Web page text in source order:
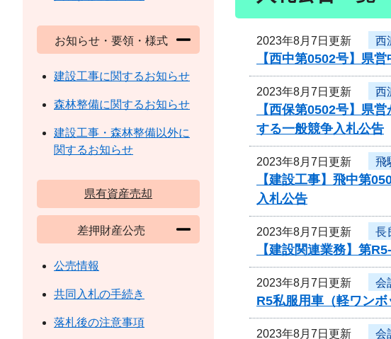
2023年8月7日更新 西
【西中第0502号】県
2023年8月7日更新 西
【西保第0502号】県
する一般競争入札公告
2023年8月7日更新 飛
【建設工事】飛中第
入札公告
2023年8月7日更新 長
【建設関連業務】第
2023年8月7日更新 会
R5私服用車（軽ワン
2023年8月7日更新 会
お知らせ・要領・様式
建設工事に関するお知らせ
森林整備に関するお知らせ
建設工事・森林整備以外に
関するお知らせ
県有資産売却
差押財産公売
公売情報
共同入札の手続き
落札後の注意事項